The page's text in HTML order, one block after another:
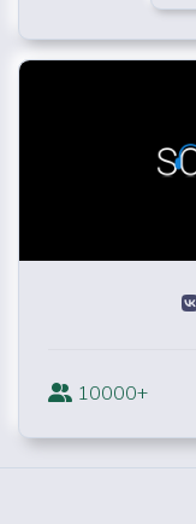
10000+